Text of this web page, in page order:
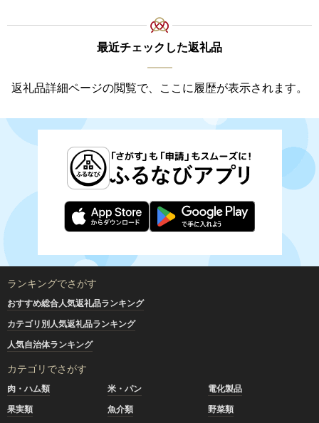
最近チェックした返礼品
返礼品詳細ページの閲覧で、ここに履歴が表示されます。
ランキングでさがす
おすすめ総合人気返礼品ランキング
カテゴリ別人気返礼品ランキング
人気自治体ランキング
カテゴリでさがす
肉・ハム類 米・パン
電化製品
果実類
魚介類
野菜類